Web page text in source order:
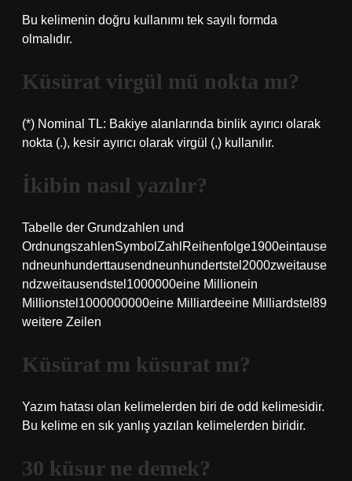
Bu kelimenin doğru kullanımı tek sayılı formda
olmalıdır.
Küsürat virgül mü nokta mı?
(*) Nominal TL: Bakiye alanlarında binlik ayırıcı olarak
nokta (.), kesir ayırıcı olarak virgül (,) kullanılır.
İkibin nasıl yazılır?
Tabelle der Grundzahlen und
OrdnungszahlenSymbolZahlReihenfolge1900eintause
ndneunhunderttausendneunhundertstel2000zweitause
ndzweitausendstel1000000eine Millionein
Millionstel1000000000eine Milliardeeine Milliardstel89
weitere Zeilen
Küsürat mı küsurat mı?
Yazım hatası olan kelimelerden biri de odd kelimesidir.
Bu kelime en sık yanlış yazılan kelimelerden biridir.
30 küsur ne demek?